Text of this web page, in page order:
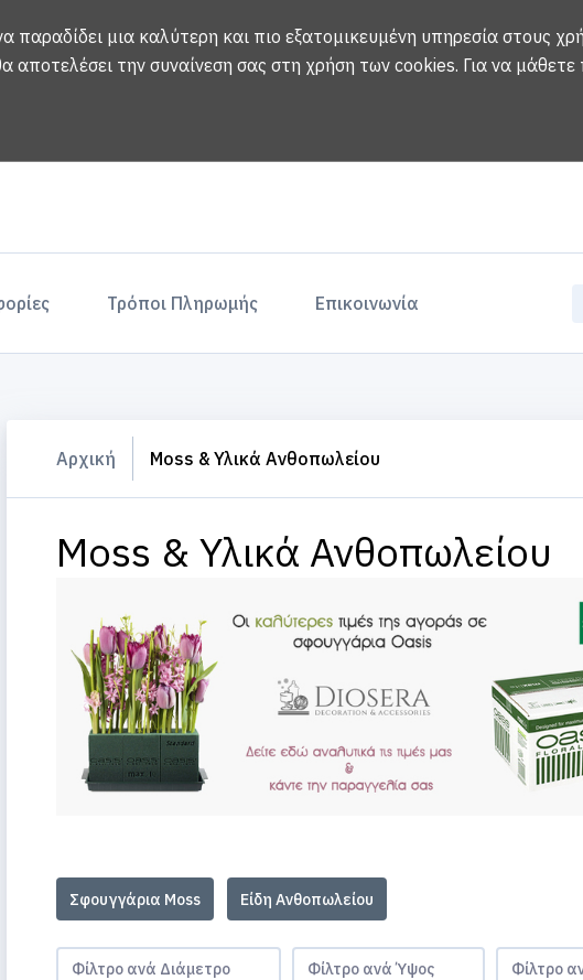
παραδίδει μια καλύτερη και πιο εξατομικευμένη υπηρεσία στους
αποτελέσει την συναίνεση σας στη χρήση των cookies. Για να μάθετε
Τρόποι Πληρωμής Επικοινωνία
Αρχική Moss & Υλικά Ανθοπωλείου
Moss & Υλικά Ανθοπωλείου
Σφουγγάρια Moss Είδη Ανθοπωλείου
Φίλτρο ανά Διάμετρο Φίλτρο ανά Ύψος Φίλτρο